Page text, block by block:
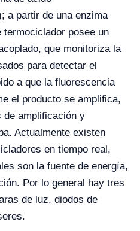
a partir de una enzima
termociclador posee un
que monitoriza la
para detectar el
a que la fluorescencia
el producto se amplifica,
de amplificación y
Actualmente existen
en tiempo real,
son la fuente de energía,
Por lo general hay tres
de luz, diodos de